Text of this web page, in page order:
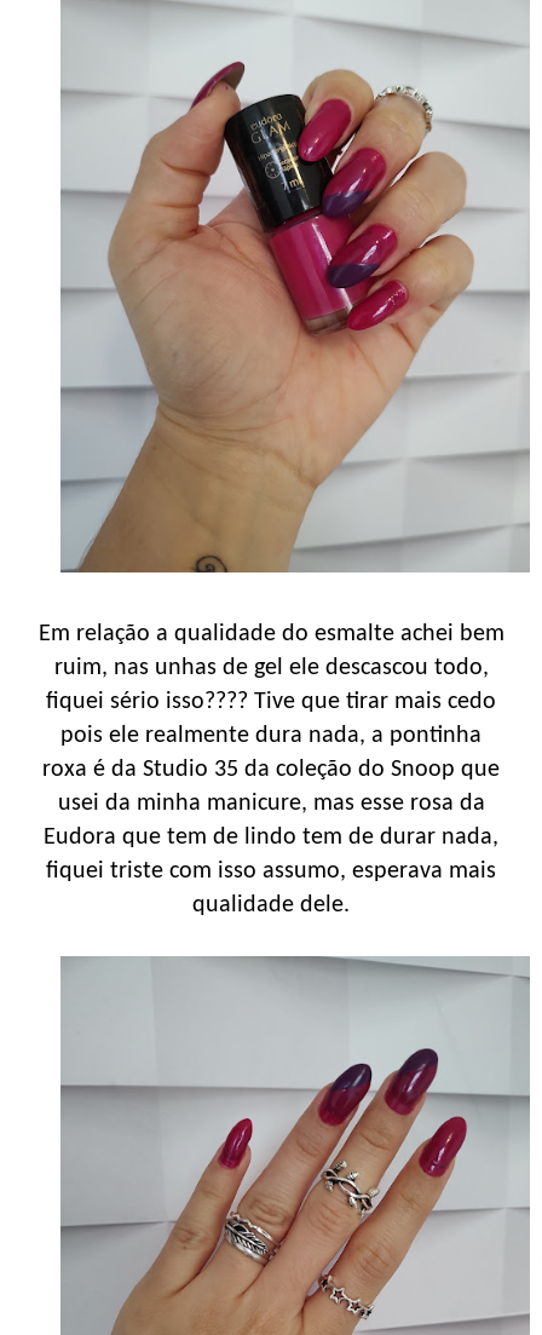
Em relação a qualidade do esmalte achei bem
ruim, nas unhas de gel ele descascou todo,
fiquei sério isso???? Tive que tirar mais cedo
pois ele realmente dura nada, a pontinha
roxa é da Studio 35 da coleção do Snoop que
usei da minha manicure, mas esse rosa da
Eudora que tem de lindo tem de durar nada,
fiquei triste com isso assumo, esperava mais
qualidade dele.